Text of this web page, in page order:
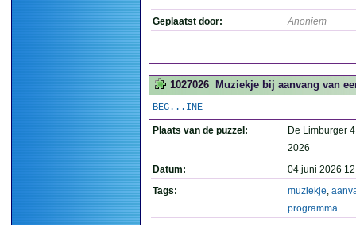
Geplaatst door: Anoniem
1027026 Muziekje bij aanvang van
BEG...INE
Plaats van de puzzel:
De Limburger
2026
Datum:
04 juni 2026
Tags:
muziekje,
programma